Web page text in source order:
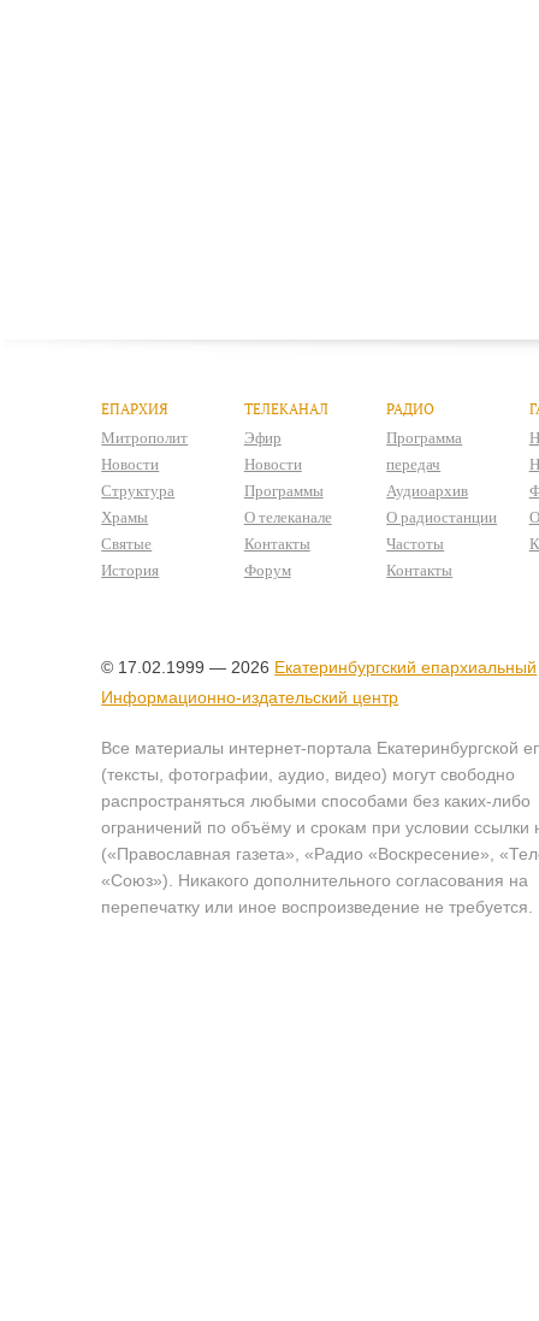
ЕПАРХИЯ
Митрополит
Новости
Структура
Храмы
Святые
История
ТЕЛЕКАНАЛ
Эфир
Новости
Программы
О телеканале
Контакты
Форум
РАДИО
Программа
передач
Аудиоархив
О радиостанции
Частоты
Контакты
© 17.02.1999 — 2026 Екатеринбургский епархиальный
Информационно-издательский центр
Все материалы интернет-портала Екатеринбургской
(тексты, фотографии, аудио, видео) могут свободно
распространяться любыми способами без каких-либо
ограничений по объёму и срокам при условии ссылки
(«Православная газета», «Радио «Воскресение»,
«Союз»). Никакого дополнительного согласования на
перепечатку или иное воспроизведение не требуется.